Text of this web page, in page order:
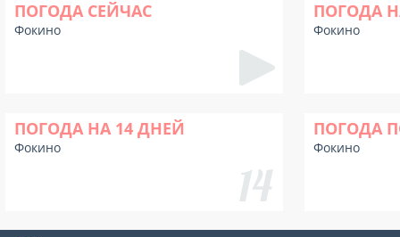
ПОГОДА СЕЙЧАС
Фокино
ПОГОДА
Фокино
ПОГОДА НА 14 ДНЕЙ
Фокино
ПОГОДА
Фокино